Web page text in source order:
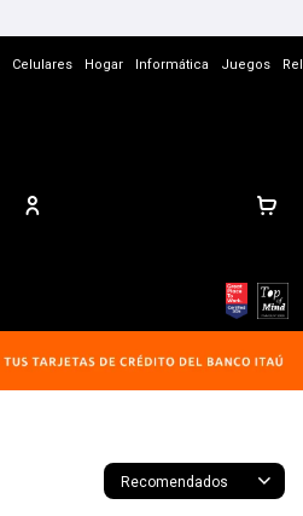
Celulares Hogar Informática Juegos
Recomendados